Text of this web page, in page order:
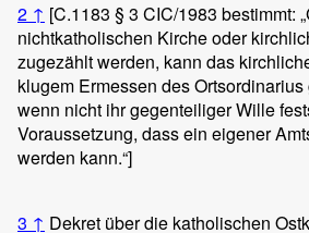
2 ↑ [C.1183 § 3 CIC/1983 bestimmt:
nichtkatholischen Kirche oder
zugezählt werden, kann das
klugem Ermessen des
wenn nicht ihr gegenteiliger Wille
Voraussetzung, dass ein eigener
werden kann.“]
3 ↑ Dekret über die katholischen